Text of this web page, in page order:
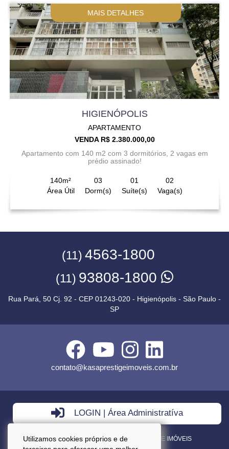
Utilizamos cookies próprios e de
MAIS DETALHES
HIGIENÓPOLIS
APARTAMENTO
VENDA R$ 2.380.000,00
Apartamento com 140 m2 com 3 dormitórios, 2 vagas em
prédio assinado!
140m²
Área Útil
03
Dorm(s)
01
Suíte(s)
02
Vaga(s)
(11) 4563-1800
(11) 93808-1800
Rua Pará, 50 Cj. 92 - CEP 01243-020 - Higienópolis - São Paulo -
SP
contato@kasaprestigeimoveis.com.br
LOGIN | Área Administratíva
VENDA - LOCAÇÃO - ADMINISTRAÇÃO DE IMÓVEIS